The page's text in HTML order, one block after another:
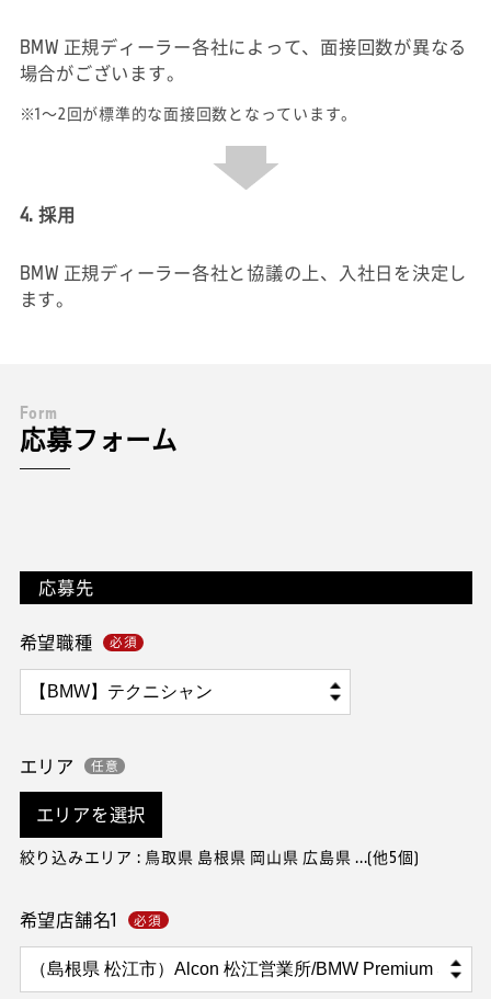
BMW 正規ディーラー各社によって、面接回数が異なる
場合がございます。
※1～2回が標準的な面接回数となっています。
4. 採用
BMW 正規ディーラー各社と協議の上、入社日を決定し
ます。
Form
応募フォーム
応募先
希望職種
エリア
エリアを選択
絞り込みエリア : 鳥取県 島根県 岡山県 広島県 ...(他5個)
希望店舗名1